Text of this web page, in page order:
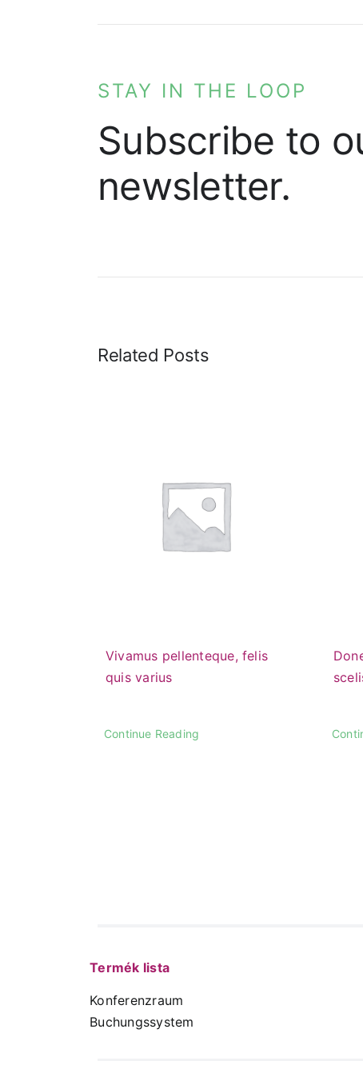
STAY IN THE LOOP
Subscribe to
newsletter.
Related Posts
Vivamus pellenteque, felis
quis varius
Continue Reading
Termék lista
Konferenzraum
Buchungssystem